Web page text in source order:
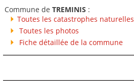
Commune de TREMINIS :
Toutes les catastrophes naturelles
Toutes les photos
Fiche détaillée de la commune